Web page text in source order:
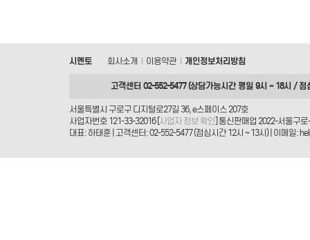
시멘토 회사소개 이용약관 개인정보처리방침
고객센터 02-552-5477 (상담가능시간 평일 9시 ~ 18시 / 점
서울특별시 구로구 디지털로27길 36, e스페이스 207호
사업자번호 121-33-32016 [ 사업자 정보 확인 ] 통신판매업 2022-서울구
대표: 하태훈 | 고객센터: 02-552-5477 (점심시간 12시 ~ 13시) | 이메일: